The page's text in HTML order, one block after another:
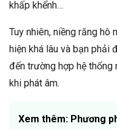
khấp khểnh…
Tuy nhiên, niềng răng
hiện khá lâu và bạn phải
đến trường hợp hệ thống
khi phát âm.
Xem thêm: Phương